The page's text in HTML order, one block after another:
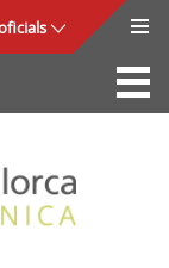
La Seu
de Mallorca
i seguretat